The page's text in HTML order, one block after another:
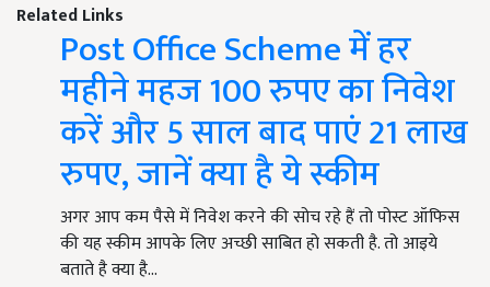
Related Links
Post Office Scheme में हर
महीने महज 100 रुपए का निवेश
करें और 5 साल बाद पाएं 21 लाख
रुपए, जानें क्या है ये स्कीम
अगर आप कम पैसे में निवेश करने की सोच रहे हैं तो पोस्ट ऑफिस
की यह स्कीम आपके लिए अच्छी साबित हो सकती है. तो आइये
बताते है क्या है…